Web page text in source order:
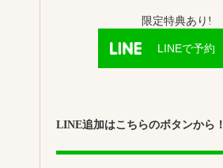
限定特典あり!
LINEで予約
LINE追加はこちらのボタンから！